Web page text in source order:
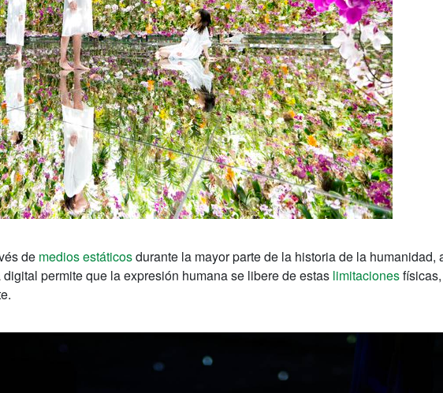
de medios estáticosdurante la mayor parte de la historia de la
permite que la expresión humana se libere de estas limitaciones